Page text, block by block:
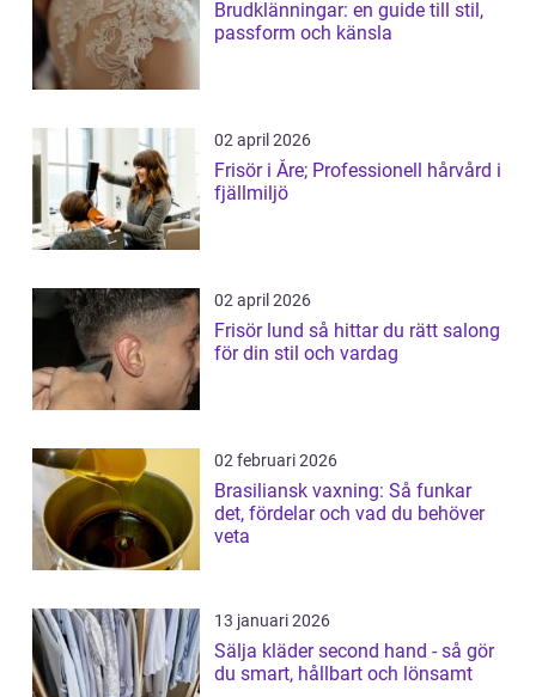
Brudklänningar: en guide till stil,
passform och känsla
02 april 2026
Frisör i Åre; Professionell hårvård i
fjällmiljö
02 april 2026
Frisör lund så hittar du rätt salong
för din stil och vardag
02 februari 2026
Brasiliansk vaxning: Så funkar
det, fördelar och vad du behöver
veta
13 januari 2026
Sälja kläder second hand - så gör
du smart, hållbart och lönsamt